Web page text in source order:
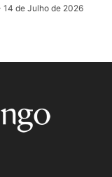
14 de Julho de 2026